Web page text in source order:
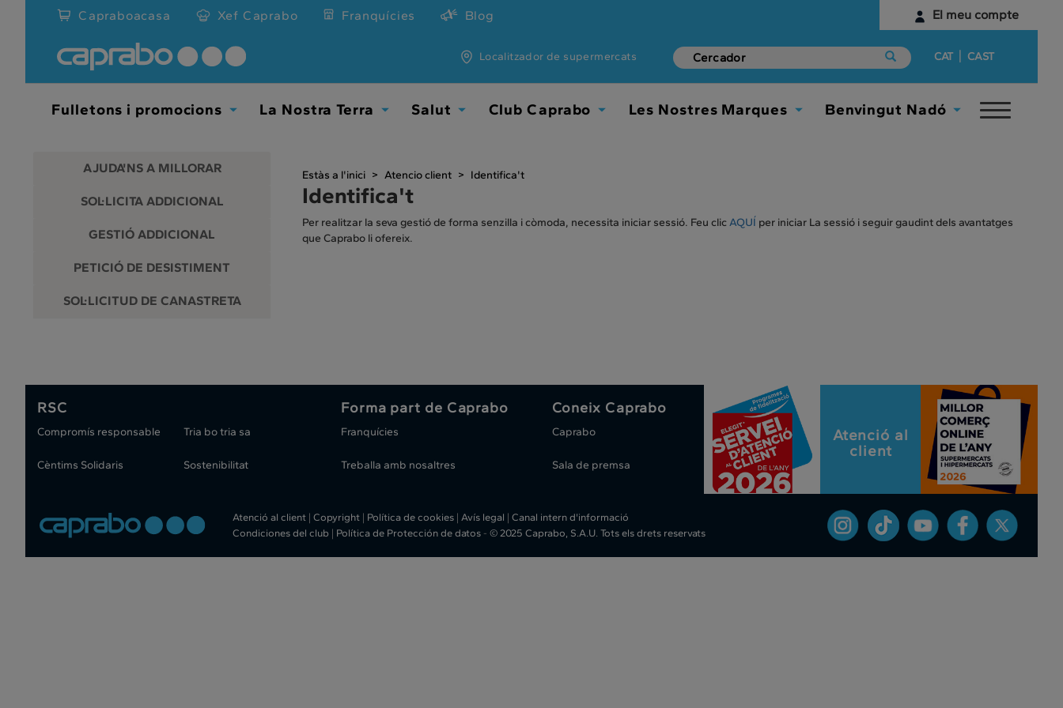
El meu compte
Identifica't
Comença aquí
Capraboacasa Xef Caprabo Franquícies Blog
Localitzador de supermercats CAT | CAST
Fulletons i promocions Toggle Dropdown
La Nostra Terra Toggle Dropdown
Salut Toggle Dropdown
Club Caprabo Toggle Dropdown
Les Nostres Marques Toggle Dropdown
Benvingut Nadó Toggle Dropdown
Toggle
AJUDA'NS A MILLORAR
SOL·LICITA ADDICIONAL
GESTIÓ ADDICIONAL
PETICIÓ DE DESISTIMENT
SOL·LICITUD DE CANASTRETA
Estàs a l'inici Atencio client Identifica't
Identifica't
Per realitzar la seva gestió de forma senzilla i còmoda, necessita iniciar sessió. Feu clicAQUÍ per iniciar La sessió i seguir gaudint dels avantatges
que Caprabo li ofereix.
RSC
Compromís responsable
Cèntims Solidaris
Tria bo tria sa
Sostenibilitat
Forma part de Caprabo
Franquícies
Treballa amb nosaltres
Coneix Caprabo
Caprabo
Sala de premsa
Atenció al
client
Atenció al client | Copyright | Política de cookies | Avís legal | Canal intern d'informació
Condiciones del club | Política de Protección de datos - © 2025 Caprabo, S.A.U. Tots els drets reservats